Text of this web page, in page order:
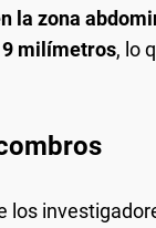
la zona
milímetros, lo
los